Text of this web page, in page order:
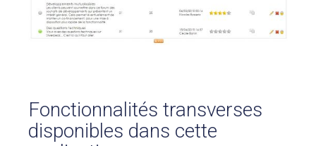
A PROPOS DE NOUS
💻 DÉMONSTRATION
Demander une démo
Fonctionnalités transverses
disponibles dans cette